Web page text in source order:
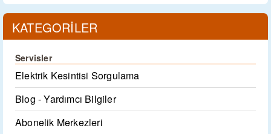
KATEGORİLER
Servisler
Elektrik Kesintisi Sorgulama
Blog - Yardımcı Bilgiler
Abonelik Merkezleri